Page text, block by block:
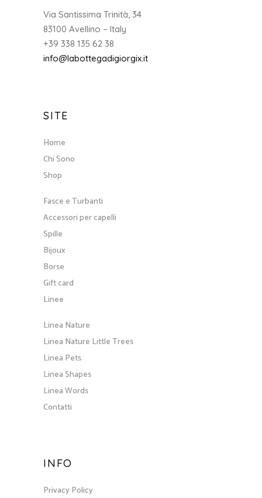
Via Santissima Trinità, 34
83100 Avellino – Italy
+39 338 135 62 38
info@labottegadigiorgix.it
SITE
Home
Chi Sono
Shop
Fasce e Turbanti
Accessori per capelli
Spille
Bijoux
Borse
Gift card
Linee
Linea Nature
Linea Nature Little Trees
Linea Pets
Linea Shapes
Linea Words
Contatti
INFO
Privacy Policy